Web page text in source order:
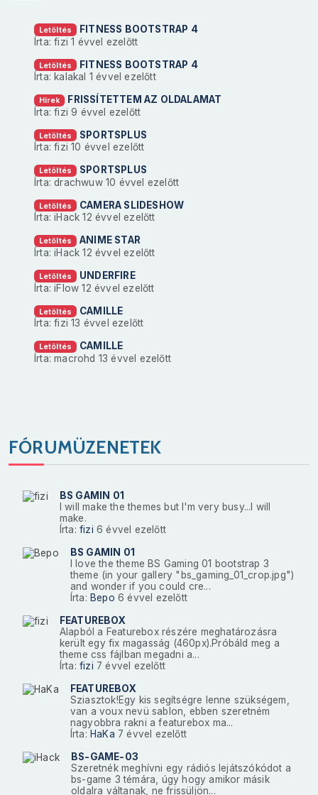
Letöltés
FITNESS BOOTSTRAP 4
Írta: fizi1 évvel ezelőtt
Letöltés
FITNESS BOOTSTRAP 4
Írta: kalakal 1 évvel ezelőtt
Hírek
FRISSÍTETTEM AZ OLDALAMAT
Írta: fizi9 évvel ezelőtt
Letöltés
SPORTSPLUS
Írta: fizi10 évvel ezelőtt
Letöltés
SPORTSPLUS
Írta: drachwuw 10 évvel ezelőtt
Letöltés
CAMERA SLIDESHOW
Írta: iHack12 évvel ezelőtt
Letöltés
ANIME STAR
Írta: iHack12 évvel ezelőtt
Letöltés
UNDERFIRE
Írta: iFlow12 évvel ezelőtt
Letöltés
CAMILLE
Írta: fizi13 évvel ezelőtt
Letöltés
CAMILLE
Írta: macrohd 13 évvel ezelőtt
FÓRUMÜZENETEK
BS GAMIN 01
I will make the themes but I'm very busy...I will
make.
Írta:fizi 6 évvel ezelőtt
BS GAMIN 01
I love the theme BS Gaming 01 bootstrap 3
theme (in your gallery "bs_gaming_01_crop.jpg")
and wonder if you could cre...
Írta: Bepo 6 évvel ezelőtt
FEATUREBOX
Alapból a Featurebox részére meghatározásra
került egy fix magasság (460px).Próbáld meg a
theme css fájlban megadni a...
Írta:fizi 7 évvel ezelőtt
FEATUREBOX
Sziasztok!Egy kis segítségre lenne szükségem,
van a voux nevü sablon, ebben szeretném
nagyobbra rakni a featurebox ma...
Írta: HaKa 7 évvel ezelőtt
BS-GAME-03
Szeretnék meghívni egy rádiós lejátszókódot a
bs-game 3 témára, úgy hogy amikor másik
oldalra váltanak, ne frissüljön...